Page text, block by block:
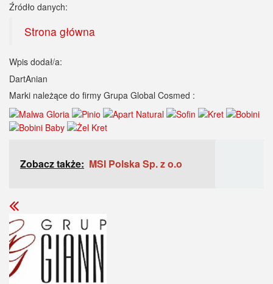
Źródło danych:
Strona główna
Wpis dodał/a:
DartAnian
Marki należące do firmy Grupa Global Cosmed :
Zobacz także: MSI Polska Sp. z o.o